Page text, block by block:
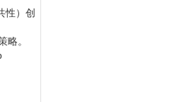
性）创
略。